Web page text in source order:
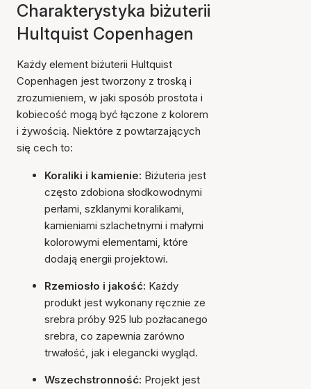
Charakterystyka biżuterii
Hultquist Copenhagen
Każdy element biżuterii Hultquist
Copenhagen jest tworzony z troską i
zrozumieniem, w jaki sposób prostota i
kobiecość mogą być łączone z kolorem
i żywością. Niektóre z powtarzających
się cech to:
Koraliki i kamienie: Biżuteria jest
często zdobiona słodkowodnymi
perłami, szklanymi koralikami,
kamieniami szlachetnymi i małymi
kolorowymi elementami, które
dodają energii projektowi.
Rzemiosło i jakość: Każdy
produkt jest wykonany ręcznie ze
srebra próby 925 lub pozłacanego
srebra, co zapewnia zarówno
trwałość, jak i elegancki wygląd.
Wszechstronność: Projekt jest